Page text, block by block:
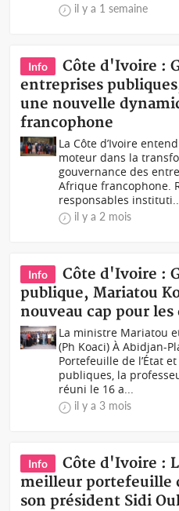
il y a 1 semaine
Info
Côte d'Ivoire :
entreprises
une nouvelle
francophone
La Côte d’Ivoire
moteur dans la
gouvernance des
Afrique francophone.
responsables
il y a 2 mois
Info
Côte d'Ivoire :
publique, Mariatou
nouveau cap pour
La ministre Mariatou
(Ph Koaci) À Abidjan-
Portefeuille de l’État
publiques, la
réuni le 16 a...
il y a 3 mois
Info
Côte d'Ivoire :
meilleur portefeuille
son président Sidi